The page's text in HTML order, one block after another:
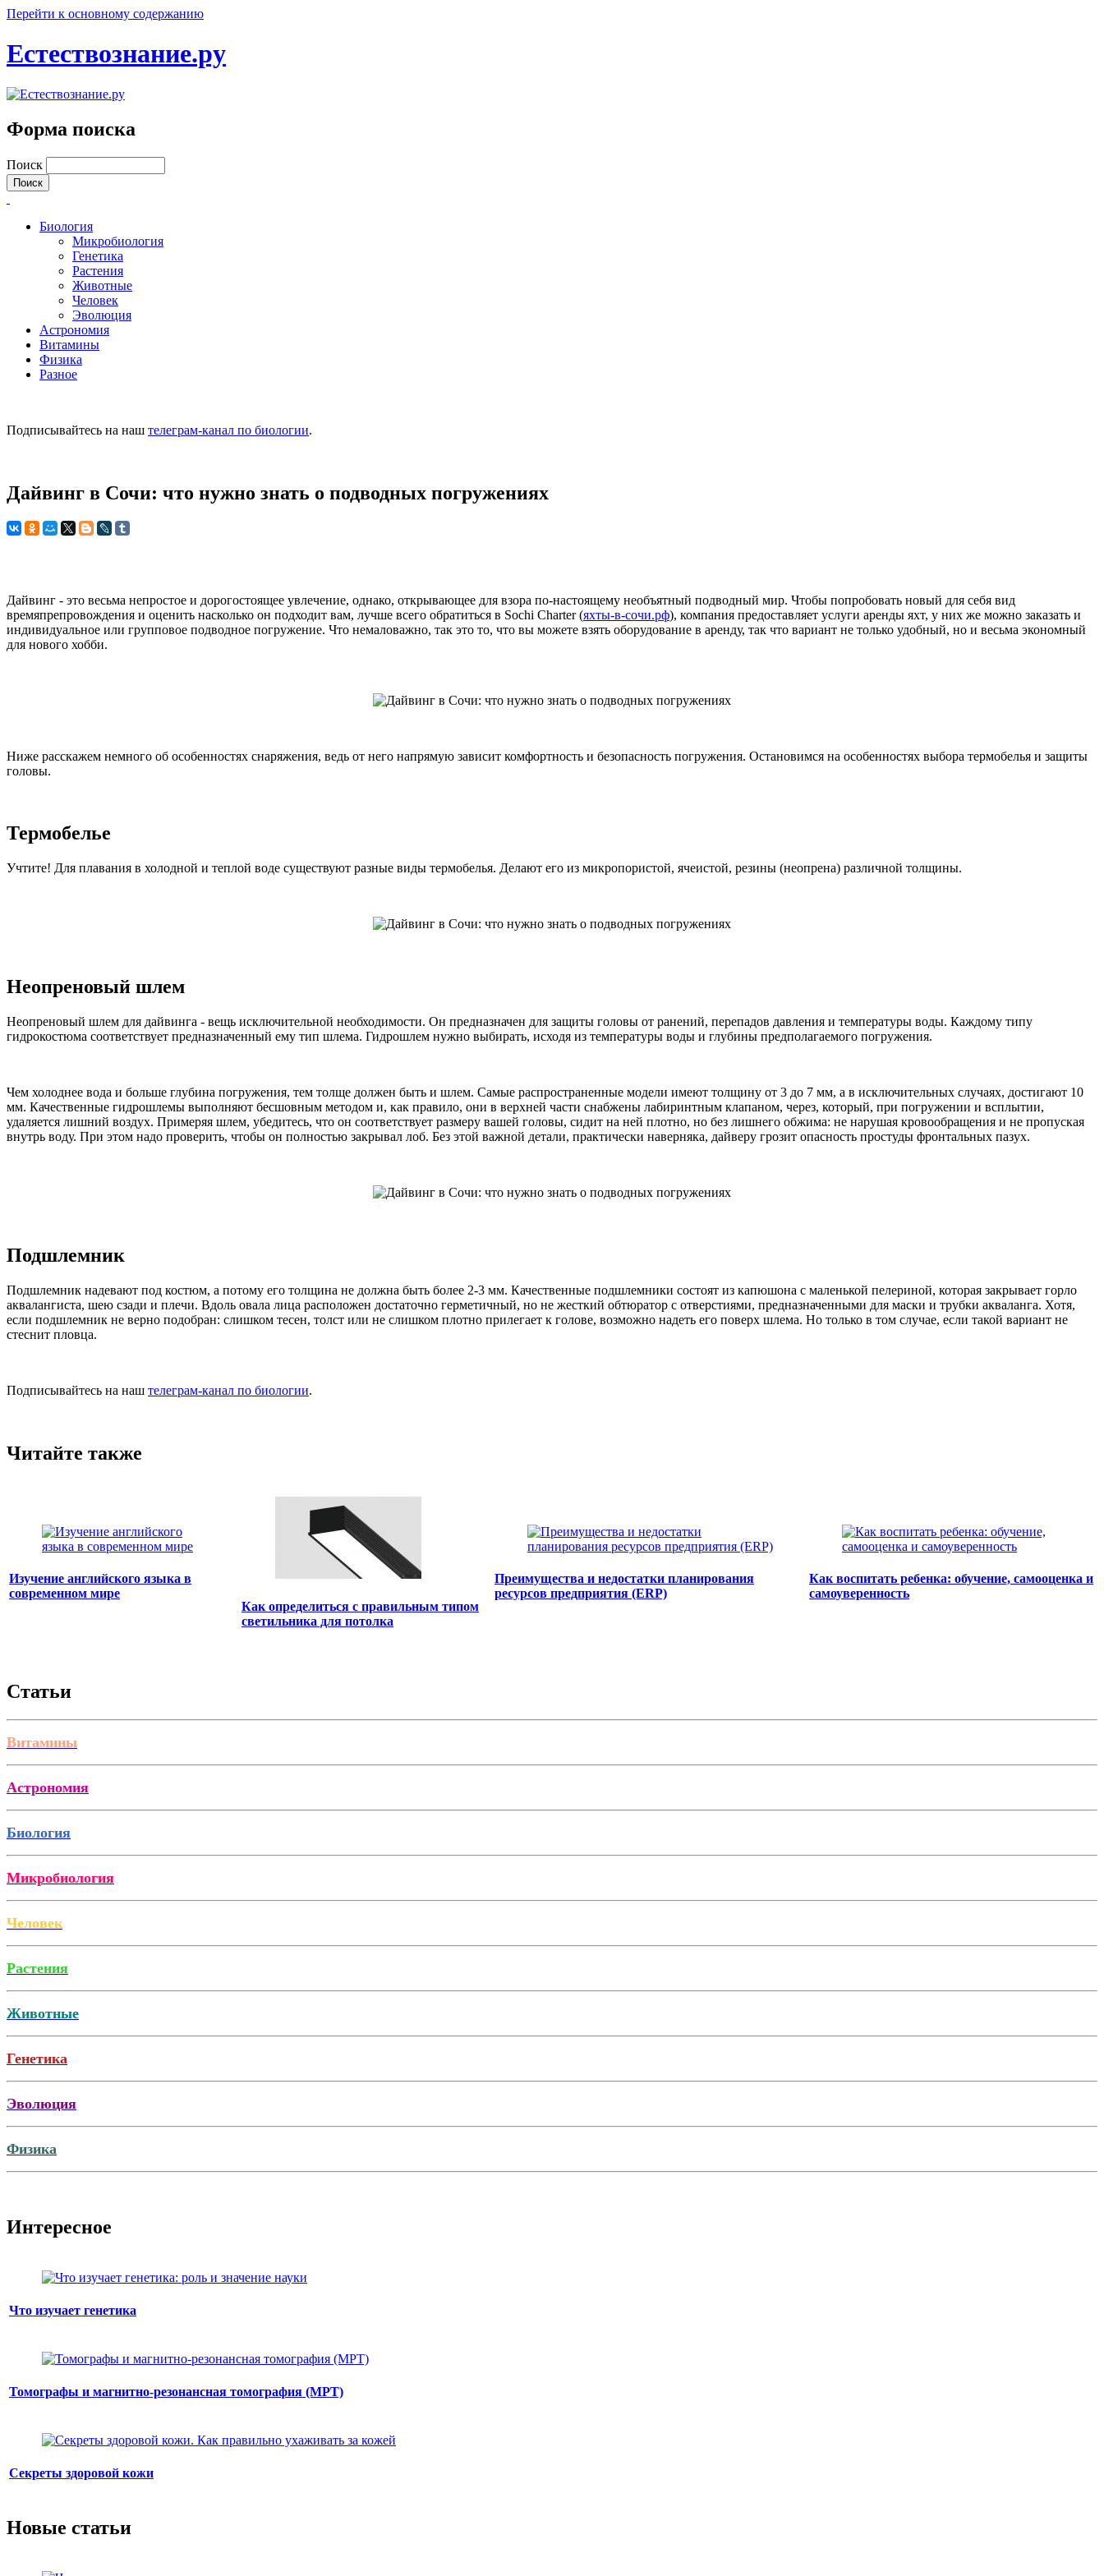
Перейти к основному содержанию
Естествознание.ру
Форма поиска
Поиск
Биология
Микробиология
Генетика
Растения
Животные
Человек
Эволюция
Астрономия
Витамины
Физика
Разное
Подписывайтесь на наш телеграм-канал по биологии.
Дайвинг в Сочи: что нужно знать о подводных погружениях
Дайвинг - это весьма непростое и дорогостоящее увлечение, однако, открывающее для взора по-настоящему необъятный подводный мир. Чтобы попробовать новый для себя вид
времяпрепровождения и оценить насколько он подходит вам, лучше всего обратиться в Sochi Charter (яхты-в-сочи.рф), компания предоставляет услуги аренды яхт, у них же можно заказать и
индивидуальное или групповое подводное погружение. Что немаловажно, так это то, что вы можете взять оборудование в аренду, так что вариант не только удобный, но и весьма экономный
для нового хобби.
Ниже расскажем немного об особенностях снаряжения, ведь от него напрямую зависит комфортность и безопасность погружения. Остановимся на особенностях выбора термобелья и защиты
головы.
Термобелье
Учтите! Для плавания в холодной и теплой воде существуют разные виды термобелья. Делают его из микропористой, ячеистой, резины (неопрена) различной толщины.
Неопреновый шлем
Неопреновый шлем для дайвинга - вещь исключительной необходимости. Он предназначен для защиты головы от ранений, перепадов давления и температуры воды. Каждому типу
гидрокостюма соответствует предназначенный ему тип шлема. Гидрошлем нужно выбирать, исходя из температуры воды и глубины предполагаемого погружения.
Чем холоднее вода и больше глубина погружения, тем толще должен быть и шлем. Самые распространенные модели имеют толщину от 3 до 7 мм, а в исключительных случаях, достигают 10
мм. Качественные гидрошлемы выполняют бесшовным методом и, как правило, они в верхней части снабжены лабиринтным клапаном, через, который, при погружении и всплытии,
удаляется лишний воздух. Примеряя шлем, убедитесь, что он соответствует размеру вашей головы, сидит на ней плотно, но без лишнего обжима: не нарушая кровообращения и не пропуская
внутрь воду. При этом надо проверить, чтобы он полностью закрывал лоб. Без этой важной детали, практически наверняка, дайверу грозит опасность простуды фронтальных пазух.
Подшлемник
Подшлемник надевают под костюм, а потому его толщина не должна быть более 2-3 мм. Качественные подшлемники состоят из капюшона с маленькой пелериной, которая закрывает горло
аквалангиста, шею сзади и плечи. Вдоль овала лица расположен достаточно герметичный, но не жесткий обтюратор с отверстиями, предназначенными для маски и трубки акваланга. Хотя,
если подшлемник не верно подобран: слишком тесен, толст или не слишком плотно прилегает к голове, возможно надеть его поверх шлема. Но только в том случае, если такой вариант не
стеснит пловца.
Подписывайтесь на наш телеграм-канал по биологии.
Читайте также
Изучение английского языка в
современном мире
Как определиться с правильным типом
светильника для потолка
Преимущества и недостатки планирования
ресурсов предприятия (ERP)
Как воспитать ребенка: обучение, самооценка и
самоуверенность
Статьи
Витамины
Астрономия
Биология
Микробиология
Человек
Растения
Животные
Генетика
Эволюция
Физика
Интересное
Что изучает генетика
Томографы и магнитно-резонансная томография (МРТ)
Секреты здоровой кожи
Новые статьи